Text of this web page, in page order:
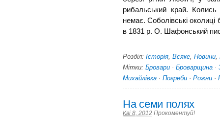
рибаль­ський край.
немає. Соболівські околиці
в 1831 р. О. Шафонський
Розділ: Історія Всяке Новини
Мітки: Бровари · Броварщина ·
Михайлівка · Погреби · Рожни ·
На семи полях
Кві 8, 2012 Прокоментуй!